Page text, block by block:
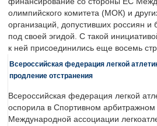
олимпийского комитета (МОК) и
организаций, допустивших россиян и
под своей эгидой. С такой
к ней присоединились еще восемь
Всероссийская федерация легкой
продление отстранения
Всероссийская федерация легкой
оспорила в Спортивном
Международной ассоциации